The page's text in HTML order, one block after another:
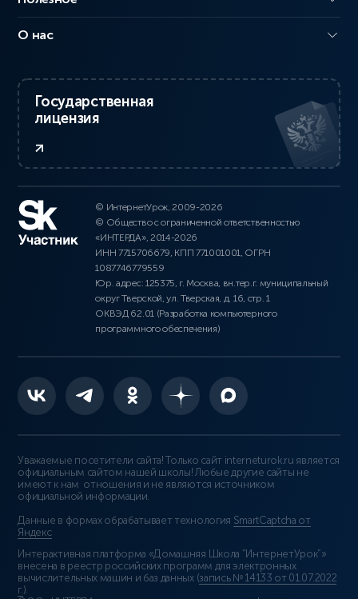
О нас
Государственная
лицензия
© ИнтернетУрок, 2009-2026
© Общество с ограниченной ответственностью
«ИНТЕРДА», 2014-2026
ИНН 7715706679, КПП 771001001, ОГРН
1087746779559
Юр. адрес: 125375, г. Москва, вн.тер.г. муниципальный
округ Тверской, ул. Тверская, д. 16, стр. 1
ОКВЭД 62.01 (Разработка компьютерного
программного обеспечения)
Уважаемые посетители сайта! Только сайт interneturok.ru является
официальным сайтом нашей школы! Любые другие сайты не
имеют к нам отношения и не являются источником
официальной информации.
Данные в формах обрабатывает технология SmartCaptcha от
Яндекс
Интерактивная платформа «Домашняя Школа “ИнтернетУрок”»
внесена в реестр российских программ для электронных
вычислительных машин и баз данных (запись № 14133 от 01.07.2022
г.).